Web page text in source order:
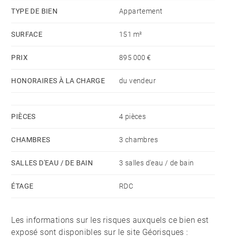
qu'une cave. Une place de stationnement en
sein même de l'immeuble complètent ce bien rare.
TYPE DE BIEN Appartement
SURFACE 151 m²
PRIX 895 000 €
HONORAIRES À LA CHARGE du vendeur
PIÈCES 4 pièces
CHAMBRES 3 chambres
SALLES D'EAU / DE BAIN 3 salles d'eau / de bain
ÉTAGE RDC
Les informations sur les risques auxquels ce bien est
exposé sont disponibles sur le site Géorisques :